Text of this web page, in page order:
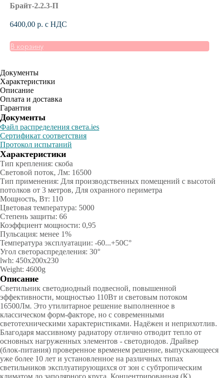
Брайт-2.2.3-П
6400,00 р. с НДС
В корзину
Документы
Характеристики
Описание
Оплата и доставка
Гарантия
Документы
Файл распределения света.ies
Сертификат соответствия
Протокол испытаний
Характеристики
Тип крепления: скоба
Световой поток, Лм: 16500
Тип применения: Для производственных помещений с высотой
потолков от 3 метров, Для охранного периметра
Мощность, Вт: 110
Цветовая температура: 5000
Степень защиты: 66
Коэффциент мощности: 0,95
Пульсация: менее 1%
Температура эксплуатации: -60...+50С°
Угол светораспределения: 30°
lwh: 450x200x230
Weight: 4600g
Описание
Светильник светодиодный подвесной, повышенной
эффективности, мощностью 110Вт и световым потоком
16500Лм. Это утилитарное решение выполненное в
классическом форм-факторе, но с современными
светотехническими характеристиками. Надёжен и неприхотлив.
Благодаря массивному радиатору отлично отводит тепло от
основных нагруженных элементов - светодиодов. Драйвер
(блок-питания) проверенное временем решение, выпускающееся
уже более 10 лет и установленное на различных типах
светильников эксплуатирующихся от зон с субтропическим
климатом до заполярного круга. Концентрированная (К)